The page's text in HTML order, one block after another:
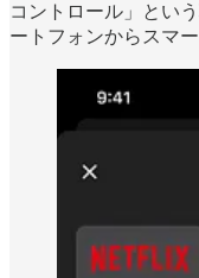
コントロール」とい
ートフォンからスマ